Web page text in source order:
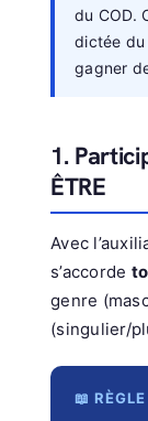
du COD.
dictée
gagner
1.
ÊTRE
Avec
s’accorde
genre
(singulier/
📖 RÈGLE